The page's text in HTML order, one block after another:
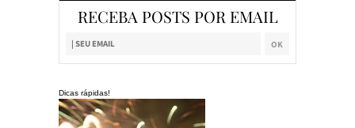
RECEBA POSTS POR EMAIL
Dicas rápidas!